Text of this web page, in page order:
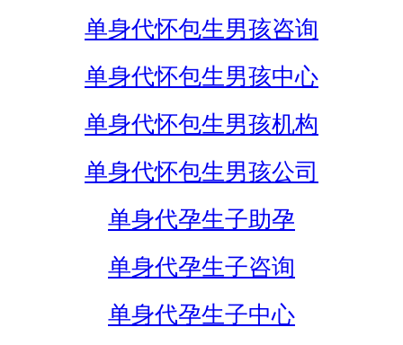
单身代怀包生男孩咨询
单身代怀包生男孩中心
单身代怀包生男孩机构
单身代怀包生男孩公司
单身代孕生子助孕
单身代孕生子咨询
单身代孕生子中心